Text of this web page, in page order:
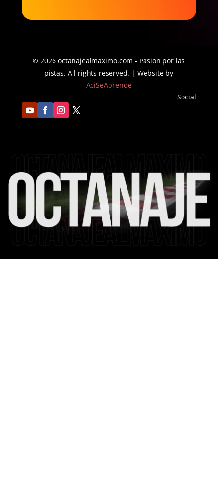
$29.91 hasta
© 2026 octanajealmaximo.com - Pasion por las
pistas. All rights reserved. | Website by
AciSeAprende
Social